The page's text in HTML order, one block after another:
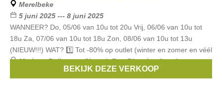
Merelbeke
5 juni 2025 --- 8 juni 2025
WANNEER? Do, 05/06 van 10u tot 20u Vrij, 06/06 van 10u tot
18u Za, 07/06 van 10u tot 18u Zon, 08/06 van 10u tot 13u
(NIEUW!!!) WAT? 1️⃣ Tot -80% op outlet (winter en zomer en véél
Merken:Bellerose,Closed,Rue Blanche,American
HUMANOID, ...
BEKIJK DEZE VERKOOP